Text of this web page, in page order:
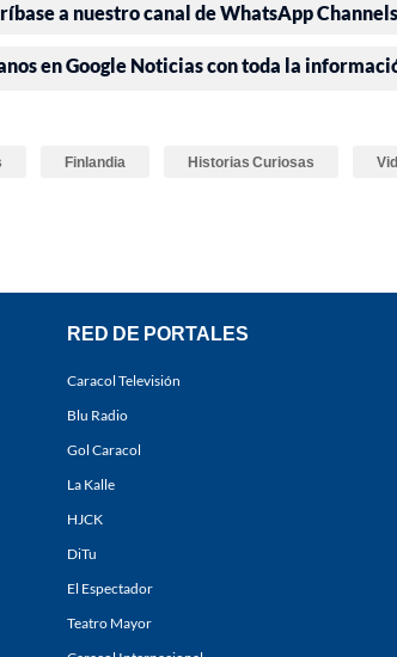
a nuestro canal de WhatsApp
en Google Noticias con toda la
Finlandia Historias Curiosas
RED DE PORTALES
Caracol Televisión
Blu Radio
Gol Caracol
La Kalle
HJCK
DiTu
El Espectador
Teatro Mayor